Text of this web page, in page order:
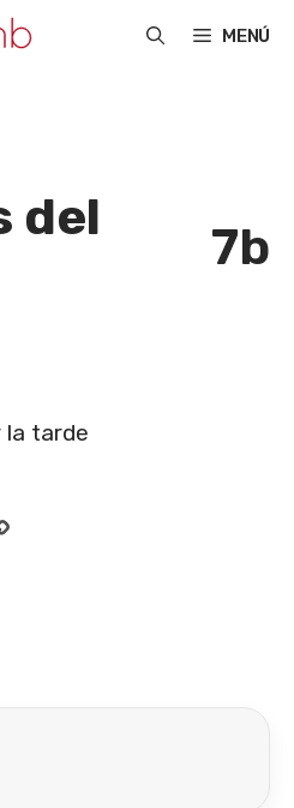
MENÚ
del
7b
la tarde